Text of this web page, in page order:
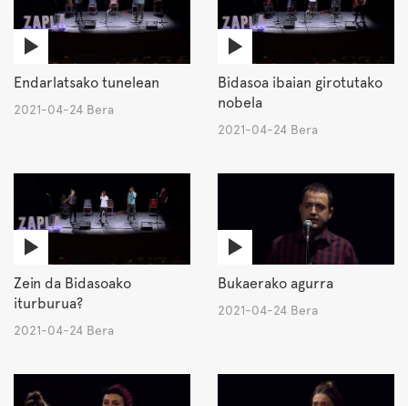
Endarlatsako tunelean
2021-04-24 Bera
Bidasoa ibaian girotutako
nobela
2021-04-24 Bera
Zein da Bidasoako
iturburua?
2021-04-24 Bera
Bukaerako agurra
2021-04-24 Bera